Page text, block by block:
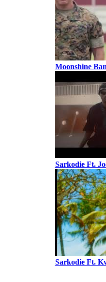
Moonshine
Sarkodie Ft.
Sarkodie Ft.